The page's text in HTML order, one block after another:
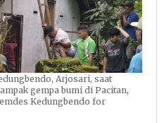
Arjosari, saat
gempa bumi di Pacitan,
Kedungbendo for